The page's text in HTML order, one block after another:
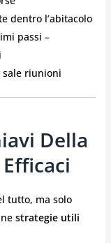
dentro l’abitacolo
passi –
sale riunioni
Della
tutto, ma solo
strategie utili